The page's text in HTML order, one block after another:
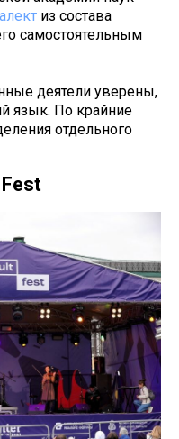
из состава
самостоятельным
деятели уверены,
язык. По крайние
отдельного